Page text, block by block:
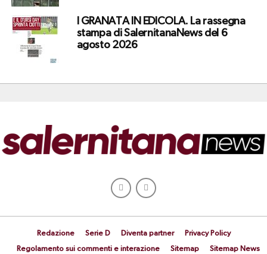
I GRANATA IN EDICOLA. La rassegna
stampa di SalernitanaNews del 6
agosto 2026
Redazione Serie D Diventa partner
Privacy Policy
Regolamento sui commenti e interazione
Sitemap Sitemap News